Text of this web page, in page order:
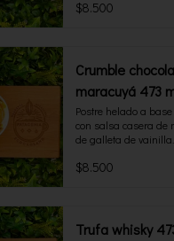
$8.500
Crumble
maracuyá 473
Postre helado a
con salsa casera de
de galleta de
$8.500
Trufa whisky